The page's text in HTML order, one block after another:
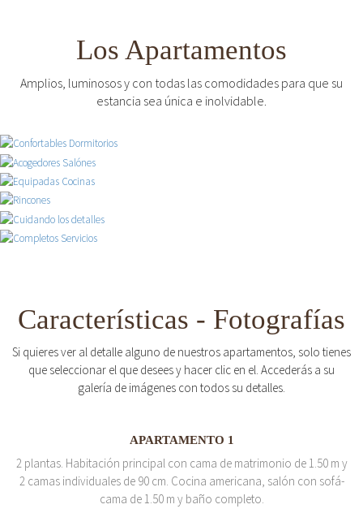
Los Apartamentos
Amplios, luminosos y con todas las comodidades para que su
estancia sea única e inolvidable.
Características - Fotografías
Si quieres ver al detalle alguno de nuestros apartamentos, solo tienes
que seleccionar el que desees y hacer clic en el. Accederás a su
galería de imágenes con todos su detalles.
APARTAMENTO 1
2 plantas. Habitación principal con cama de matrimonio de 1.50 m y
2 camas individuales de 90 cm. Cocina americana, salón con sofá-
cama de 1.50 m y baño completo.